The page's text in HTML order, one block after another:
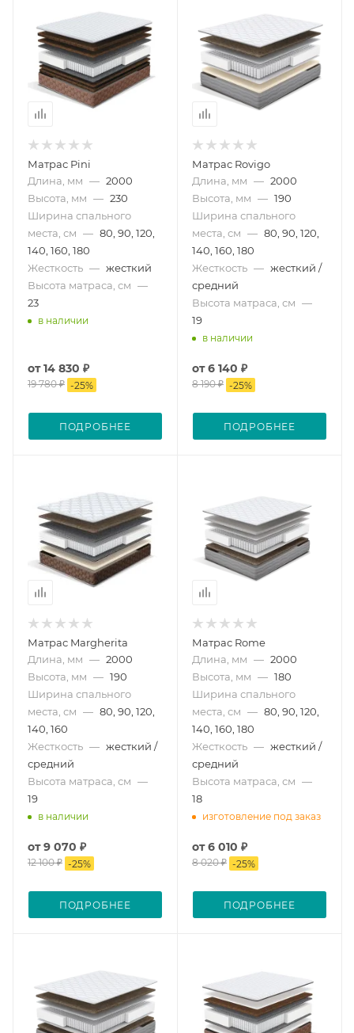
Матрас Pini
Длина, мм — 2000
Высота, мм — 230
Ширина спального
места, см — 80, 90, 120,
140, 160, 180
Жесткость — жесткий
Высота матраса, см —
23
в наличии
от14 830 ₽
19 780 ₽ -25%
ПОДРОБНЕЕ
Матрас Rovigo
Длина, мм — 2000
Высота, мм — 190
Ширина спального
места, см — 80, 90, 120,
140, 160, 180
Жесткость — жесткий /
средний
Высота матраса, см —
19
в наличии
от6 140 ₽
8 190 ₽ -25%
ПОДРОБНЕЕ
Матрас Margherita
Длина, мм — 2000
Высота, мм — 190
Ширина спального
места, см — 80, 90, 120,
140, 160
Жесткость — жесткий /
средний
Высота матраса, см —
19
в наличии
от9 070 ₽
12 100 ₽ -25%
ПОДРОБНЕЕ
Матрас Rome
Длина, мм — 2000
Высота, мм — 180
Ширина спального
места, см — 80, 90, 120,
140, 160, 180
Жесткость — жесткий /
средний
Высота матраса, см —
18
изготовление под заказ
от6 010 ₽
8 020 ₽ -25%
ПОДРОБНЕЕ